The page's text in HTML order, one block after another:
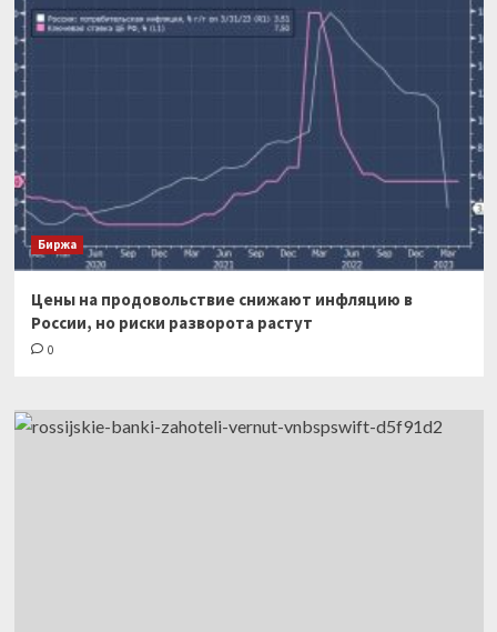
Биржа
Цены на продовольствие снижают инфляцию в
России, но риски разворота растут
0